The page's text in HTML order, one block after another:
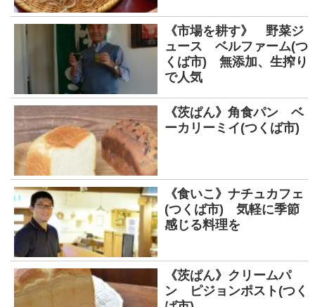
《市場を耕す》 野菜ジ
ュース ベルファーム(つ
くば市) 無添加、生搾り
で人気
《茨ぱん》角食パン ベ
ーカリーミイ(つくば市)
《食いこ》ナチュカフェ
(つくば市) 気軽に季節
感じる料理を
《茨ぱん》クリームパ
ン ピジョンポスト(つく